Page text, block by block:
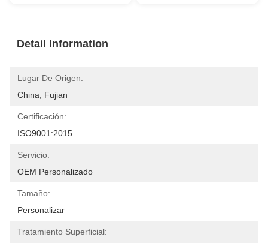
Detail Information
Lugar De Origen:
China, Fujian
Certificación:
ISO9001:2015
Servicio:
OEM Personalizado
Tamaño:
Personalizar
Tratamiento Superficial: